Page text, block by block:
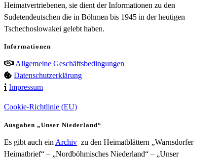
Heimatvertriebenen, sie dient der Informationen zu den
Sudetendeutschen die in Böhmen bis 1945 in der heutigen
Tschechoslowakei gelebt haben.
Informationen
Allgemeine Geschäftsbedingungen
Datenschutzerklärung
Impressum
Cookie-Richtlinie (EU)
Ausgaben „Unser Niederland“
Es gibt auch ein Archiv zu den Heimatblättern „Warnsdorfer
Heimatbrief“ – „Nordböhmisches Niederland“ – „Unser